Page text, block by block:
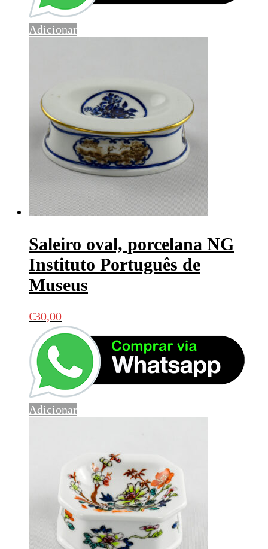
Adicionar
Saleiro oval, porcelana NG
Instituto Português de
Museus
€30,00
Adicionar